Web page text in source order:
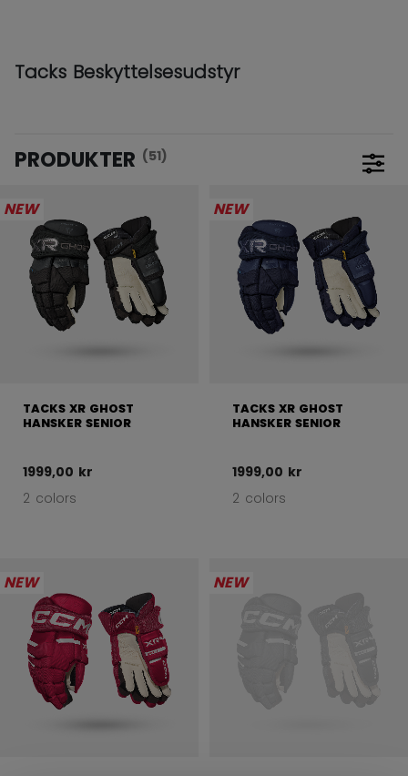
Tacks Beskyttelsesudstyr
PRODUKTER (51)
NEW
TACKS XR GHOST
HANSKER SENIOR
1999,00 kr
2 colors
NEW
TACKS XR GHOST
HANSKER SENIOR
1999,00 kr
2 colors
NEW NEW